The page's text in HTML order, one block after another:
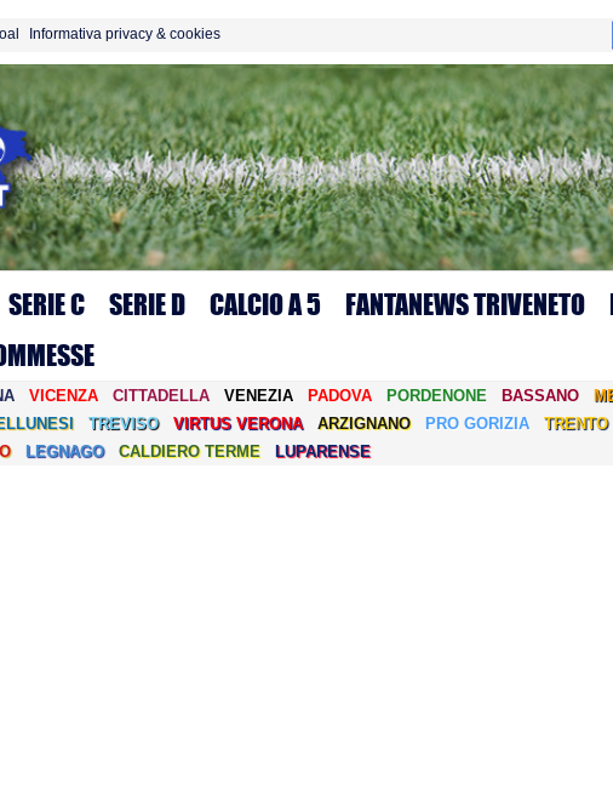
Informativa privacy & cookies
SERIE C SERIE D CALCIO A 5 FANTANEWS TRIVENETO
VICENZA CITTADELLA VENEZIA PADOVA PORDENONE BASSANO
TREVISO VIRTUS VERONA ARZIGNANO PRO GORIZIA TRENTO
LEGNAGO CALDIERO TERME LUPARENSE